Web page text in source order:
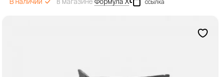
В наличии ссылка